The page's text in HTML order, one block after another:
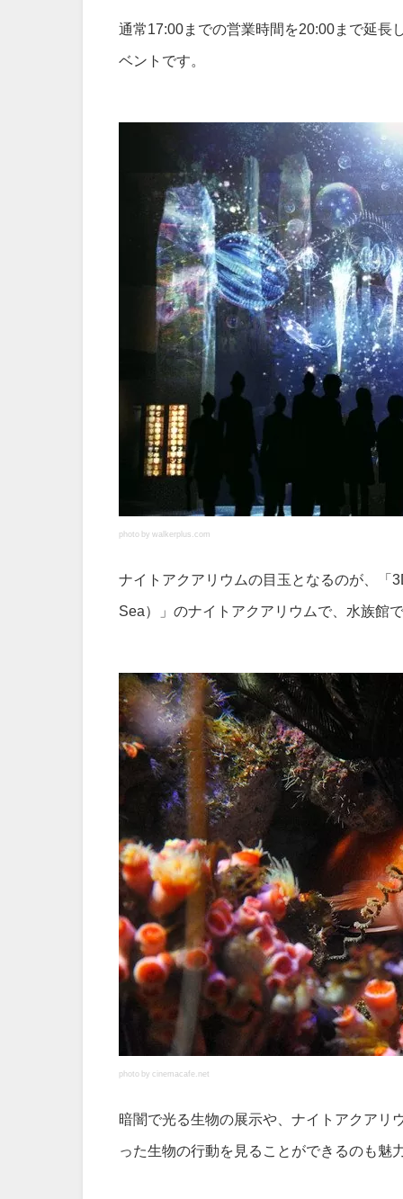
通常17:00までの営業時間を20:00まで延長
ベントです。
photo by walkerplus.com
ナイトアクアリウムの目玉となるのが、「
Sea）」のナイトアクアリウムで、水族館
photo by cinemacafe.net
暗闇で光る生物の展示や、ナイトアクアリ
った生物の行動を見ることができるのも魅